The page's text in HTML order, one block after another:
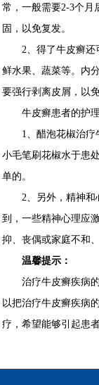
常，一般需要2-3个月
固，以免复发。
2、得了牛皮癣还可
鲜水果、蔬菜等。内
要强行剥离皮屑，以
牛皮癣患者的护
1、醋泡花椒治疗牛
小毛笔刷花椒水于患
单的。
2、另外，精神和心
到，一些精神心理应
抑、丧偶或家庭不和
温馨提示：
治疗牛皮癣疾病的
以把治疗牛皮癣疾病
疗，希望能够引起患